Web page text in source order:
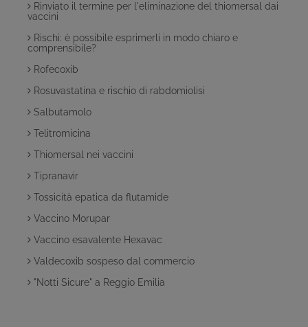
Rinviato il termine per l'eliminazione del thiomersal dai
vaccini
Rischi: è possibile esprimerli in modo chiaro e
comprensibile?
Rofecoxib
Rosuvastatina e rischio di rabdomiolisi
Salbutamolo
Telitromicina
Thiomersal nei vaccini
Tipranavir
Tossicità epatica da flutamide
Vaccino Morupar
Vaccino esavalente Hexavac
Valdecoxib sospeso dal commercio
"Notti Sicure" a Reggio Emilia